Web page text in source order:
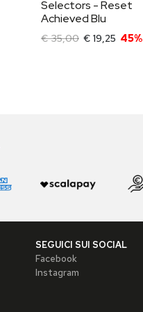
Selectors - Reset
Achieved Blu
€ 35,00 € 19,25 45%
SEGUICI SUI SOCIAL
Facebook
Instagram